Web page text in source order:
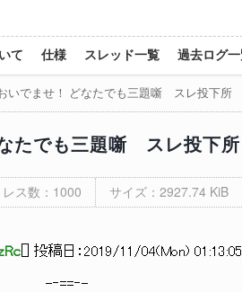
て 仕様 スレッド一覧 過去ログ
いでませ！ どなたでも三題噺 スレ投下所
たでも三題噺 スレ投下
レス数：1000 サイズ：2927.74 KiB
] 投稿日： 2019/11/04(Mon)